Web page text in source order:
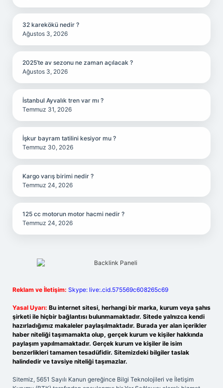
32 karekökü nedir ?
Ağustos 3, 2026
2025’te av sezonu ne zaman açılacak ?
Ağustos 3, 2026
İstanbul Ayvalık tren var mı ?
Temmuz 31, 2026
İşkur bayram tatilini kesiyor mu ?
Temmuz 30, 2026
Kargo varış birimi nedir ?
Temmuz 24, 2026
125 cc motorun motor hacmi nedir ?
Temmuz 24, 2026
Reklam ve İletişim: Skype: live:.cid.575569c608265c69
Yasal Uyarı: Bu internet sitesi, herhangi bir marka, kurum veya şahıs
şirketi ile hiçbir bağlantısı bulunmamaktadır. Sitede yalnızca kendi
hazırladığımız makaleler paylaşılmaktadır. Burada yer alan içerikler
haber niteliği taşımamakta olup, gerçek kurum ve kişiler hakkında
paylaşım yapılmamaktadır. Gerçek kurum ve kişiler ile isim
benzerlikleri tamamen tesadüfidir. Sitemizdeki bilgiler taslak
halindedir ve tavsiye niteliği taşımazlar.
Sitemiz, 5651 Sayılı Kanun gereğince Bilgi Teknolojileri ve İletişim